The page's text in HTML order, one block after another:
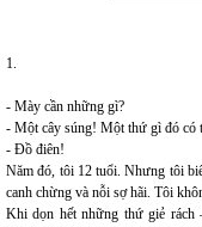
1.
- Mày cần những gì?
- Một cây súng! Một thứ gì đó có
- Đồ điên!
Năm đó, tôi 12 tuổi. Nhưng tôi
canh chừng và nỗi sợ hãi. Tôi
Khi dọn hết những thứ giẻ rách